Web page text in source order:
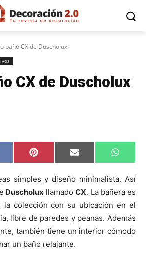
baño CX de Duscholux
CX de Duscholux
C
o
p
r
t
i
r
e
n
P
i
t
r
e
s
C
o
p
r
i
r
e
n
E
m
i
C
o
p
r
i
r
e
n
W
h
t
A
p
p
simples y diseño minimalista. Así
Duscholux llamadoCX. La bañera es
la colección con su ubicación en el
libre de paredes y peanas. Además
también tiene un interior cómodo
un baño relajante.